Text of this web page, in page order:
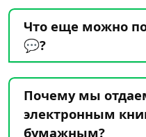
Что еще можно
💬?
Почему мы
электронным
бумажным?